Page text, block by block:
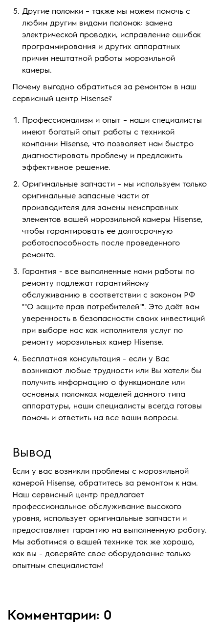
Другие поломки – также мы можем помочь с
любим другим видами поломок: замена
электрической проводки, исправление ошибок
программирования и других аппаратных
причин нештатной работы морозильной
камеры.
Почему выгодно обратиться за ремонтом в наш
сервисный центр Hisense?
Профессионализм и опыт – наши специалисты
имеют богатый опыт работы с техникой
компании Hisense, что позволяет нам быстро
диагностировать проблему и предложить
эффективное решение.
Оригинальные запчасти – мы используем только
оригинальные запасные части от
производителя для замены неисправных
элементов вашей морозильной камеры Hisense,
чтобы гарантировать ее долгосрочную
работоспособность после проведенного
ремонта.
Гарантия - все выполненные нами работы по
ремонту подлежат гарантийному
обслуживанию в соответствии с законом РФ
""О защите прав потребителей"". Это даёт вам
уверенность в безопасности своих инвестиций
при выборе нас как исполнителя услуг по
ремонту морозильных камер Hisense.
Бесплатная консультация - если у Вас
возникают любые трудности или Вы хотели бы
получить информацию о функционале или
основных поломках моделей данного типа
аппаратуры, наши специалисты всегда готовы
помочь и ответить на все ваши вопросы.
Вывод
Если у вас возникли проблемы с морозильной
камерой Hisense, обратитесь за ремонтом к нам.
Наш сервисный центр предлагает
профессиональное обслуживание высокого
уровня, использует оригинальные запчасти и
предоставляет гарантию на выполненную работу.
Мы заботимся о вашей технике так же хорошо,
как вы - доверяйте свое оборудование только
опытным специалистам!
Комментарии: 0